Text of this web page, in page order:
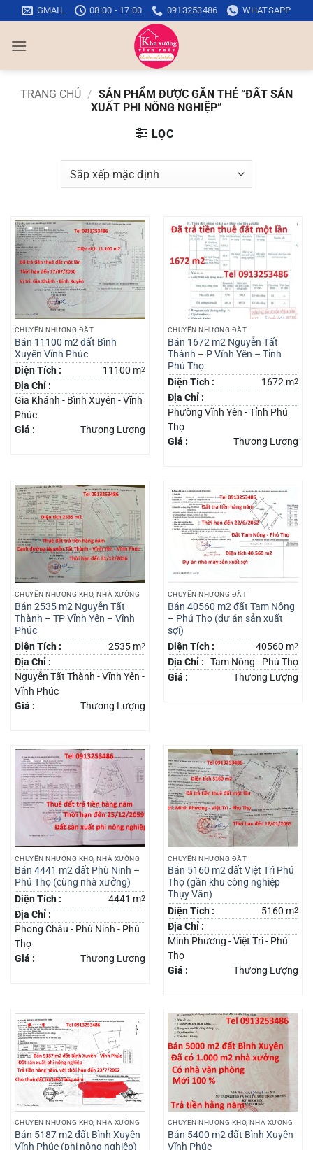
qua
nội
GMAIL 08:00 - 17:00 0913253486 WHATSAPP
TRANG CHỦ / SẢN PHẨM ĐƯỢC GẮN THẺ “ĐẤT SẢN
XUẤT PHI NÔNG NGHIỆP”
LỌC
CHUYỂN NHƯỢNG ĐẤT
Bán 11100 m2 đất Bình
Xuyên Vĩnh Phúc
Diện Tích :
11100 m2
Địa Chỉ :
Gia Khánh - Bình Xuyên - Vĩnh
Phúc
Giá :
Thương Lượng
CHUYỂN NHƯỢNG ĐẤT
Bán 1672 m2 Nguyễn Tất
Thành – P Vĩnh Yên – Tỉnh
Phú Thọ
Diện Tích :
1672 m2
Địa Chỉ :
Phường Vĩnh Yên - Tỉnh Phú
Thọ
Giá :
Thương Lượng
CHUYỂN NHƯỢNG KHO, NHÀ XƯỞNG
Bán 2535 m2 Nguyễn Tất
Thành – TP Vĩnh Yên – Vĩnh
Phúc
Diện Tích :
2535 m2
Địa Chỉ :
Nguyễn Tất Thành - Vĩnh Yên -
Vĩnh Phúc
Giá :
Thương Lượng
CHUYỂN NHƯỢNG ĐẤT
Bán 40560 m2 đất Tam Nông
– Phú Thọ (dự án sản xuất
sợi)
Diện Tích :
40560 m2
Địa Chỉ :
Tam Nông - Phú Thọ
Giá :
Thương Lượng
CHUYỂN NHƯỢNG KHO, NHÀ XƯỞNG
Bán 4441 m2 đất Phù Ninh –
Phú Thọ (cùng nhà xưởng)
Diện Tích :
4441 m2
Địa Chỉ :
Phong Châu - Phù Ninh - Phú
Thọ
Giá :
Thương Lượng
CHUYỂN NHƯỢNG ĐẤT
Bán 5160 m2 đất Việt Trì Phú
Thọ (gần khu công nghiệp
Thụy Vân)
Diện Tích :
5160 m2
Địa Chỉ :
Minh Phương - Việt Trì - Phú
Thọ
Giá :
Thương Lượng
CHUYỂN NHƯỢNG KHO, NHÀ XƯỞNG
Bán 5187 m2 đất Bình Xuyên
Vĩnh Phúc (phi nông nghiệp)
CHUYỂN NHƯỢNG KHO, NHÀ XƯỞNG
Bán 5400 m2 đất Bình Xuyên
Vĩnh Phúc